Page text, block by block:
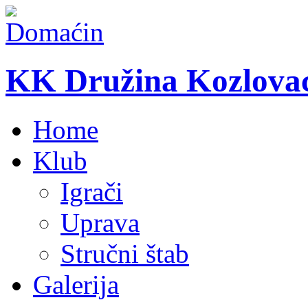
KK Družina
Home
Klub
Igrači
Uprava
Stručni štab
Galerija